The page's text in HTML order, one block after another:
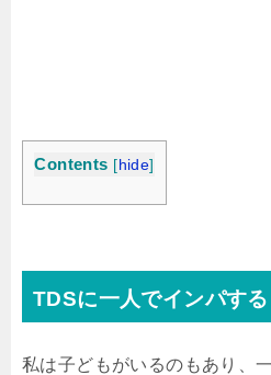
Contents [ hide]
TDSに一人でインパす
私は子どもがいるのもあり、